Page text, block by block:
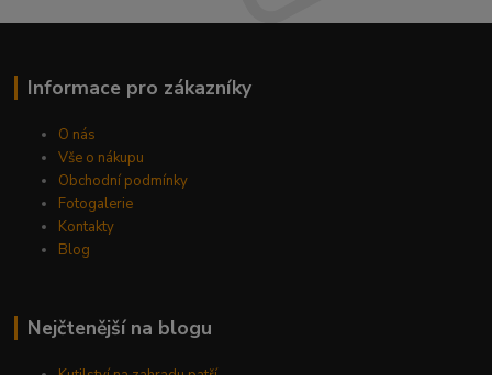
Informace pro zákazníky
O nás
Vše o nákupu
Obchodní podmínky
Fotogalerie
Kontakty
Blog
Nejčtenější na blogu